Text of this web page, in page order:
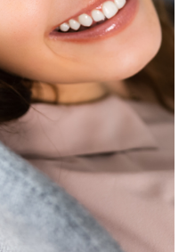
min
pulizia degli
un intervento
utilizzando uno spazzolino
per mantenere una